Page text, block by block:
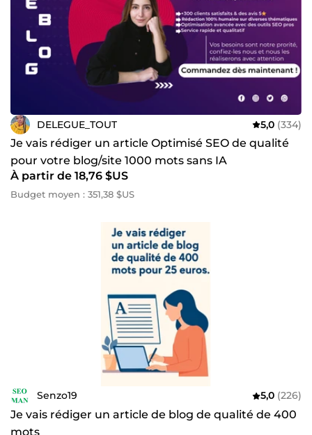
DELEGUE_TOUT 5,0 (334)
Je vais rédiger un article Optimisé SEO de qualité
pour votre blog/site 1000 mots sans IA
À partir de 18,76 $US
Budget moyen : 351,38 $US
Senzo19 5,0 (226)
Je vais rédiger un article de blog de qualité de 400
mots